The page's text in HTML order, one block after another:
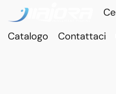
Catalogo Contattaci